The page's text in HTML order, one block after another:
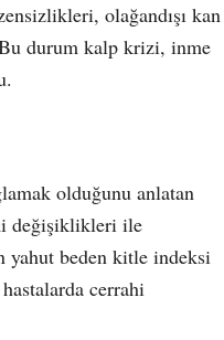
olağandışı kan
durum kalp krizi, inme
olduğunu anlatan
değişiklikleri ile
yahut beden kitle indeksi
cerrahi